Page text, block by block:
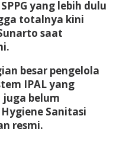
yang lebih dulu
totalnya kini
saat
besar pengelola
IPAL yang
juga belum
Sanitasi
resmi.